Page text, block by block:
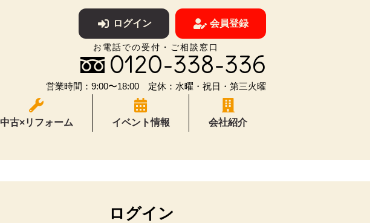
会員登録
ログイン
お電話での受付・ご相談窓口
0120-338-336
営業時間：9:00〜18:00 定休：水曜・祝日・第三火曜
中古×リフォーム イベント情報 会社紹介
ログイン